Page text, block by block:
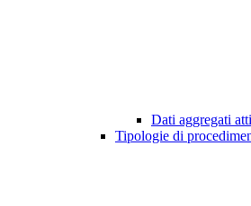
Dati aggregati
Tipologie di